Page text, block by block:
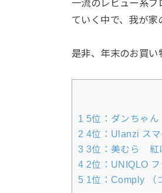
一流のレビュー系
ていく中で、我が家
是非、年末のお買い
1 5位：ダンちゃん
2 4位：Ulanzi ス
3 3位：美むら 紅
4 2位：UNIQLO
5 1位：Comply （